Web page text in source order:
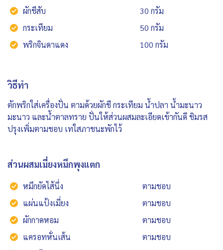
ผักชีสับ
30 กรัม
กระเทียม
50 กรัม
พริกจินดาแดง
100 กรัม
วิธีทำ
ตักพริกใส่เครื่องปั่น ตามด้วยผักชี กระเทียม น้ำปลา น้ำมะนาว
มะนาว และน้ำตาลทราย ปั่นให้ส่วนผสมละเอียดเข้ากันดี ชิมรส
ปรุงเพิ่มตามชอบ เทใสภาชนะพักไว้
ส่วนผสมเมี่ยงหมึกพุงแตก
หมึกยัดไส้นึ่ง
ตามชอบ
แผ่นแป้งเมี่ยง
ตามชอบ
ผักกาดหอม
ตามชอบ
แครอทหั่นเส้น
ตามชอบ